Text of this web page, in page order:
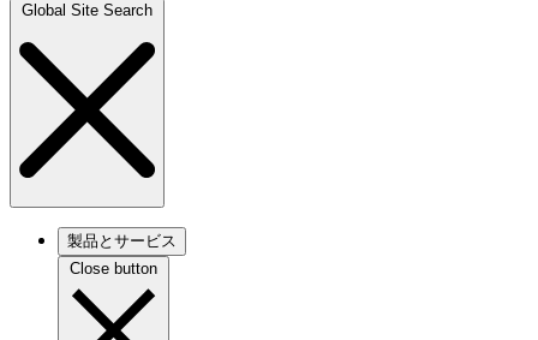
Global Site Search
製品とサービス
Close button